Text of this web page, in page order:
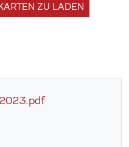
ZU LADEN